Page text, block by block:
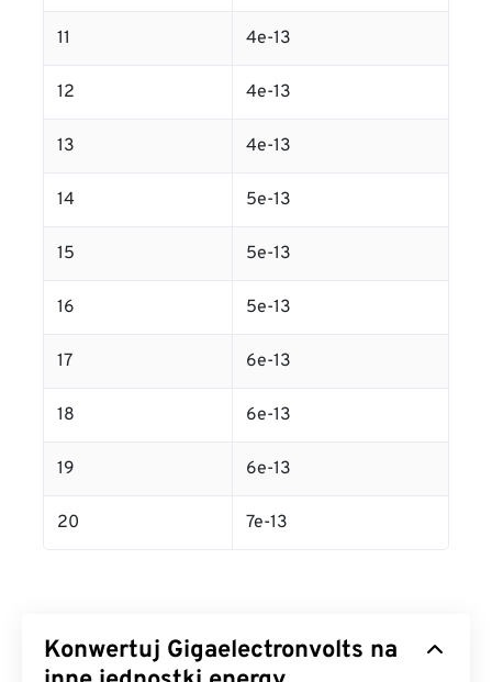
11 4e-13
12 4e-13
13 4e-13
14 5e-13
15 5e-13
16 5e-13
17 6e-13
18 6e-13
19 6e-13
20 7e-13
Konwertuj Gigaelectronvolts na